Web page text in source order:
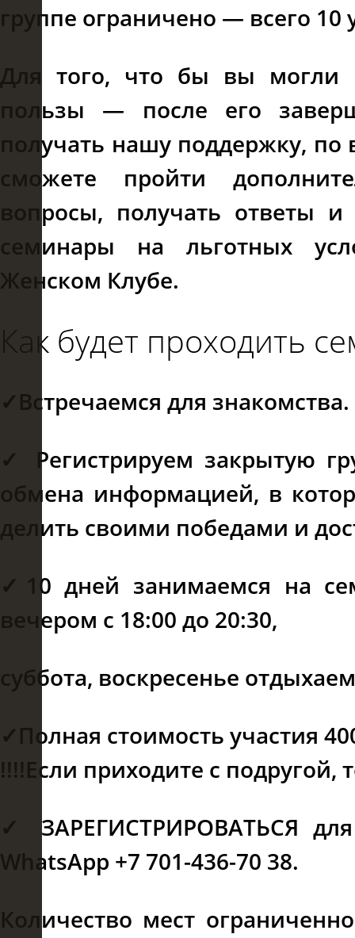
группе ограничено — всего 10
Для того, что бы вы могли
пользы — после его
получать нашу поддержку,
сможете пройти
вопросы, получать ответы
семинары на льготных
Женском Клубе.
Как будет проходить
✓Встречаемся для знакомства.
✓ Регистрируем закрытую
обмена информацией, в
делить своими победами и
✓10 дней занимаемся на
вечером с 18:00 до 20:30,
суббота, воскресенье отдыхаем
✓Полная стоимость участия
!!!!Если приходите с подругой,
✓ ЗАРЕГИСТРИРОВАТЬСЯ
WhatsApp +7 701-436-70 38.
Количество мест